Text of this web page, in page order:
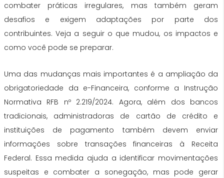
combater práticas irregulares, mas também geram
desafios e exigem adaptações por parte dos
contribuintes. Veja a seguir o que mudou, os impactos e
como você pode se preparar.
Uma das mudanças mais importantes é a ampliação da
obrigatoriedade da e-Financeira, conforme a Instrução
Normativa RFB nº 2.219/2024. Agora, além dos bancos
tradicionais, administradoras de cartão de crédito e
instituições de pagamento também devem enviar
informações sobre transações financeiras à Receita
Federal. Essa medida ajuda a identificar movimentações
suspeitas e combater a sonegação, mas pode gerar